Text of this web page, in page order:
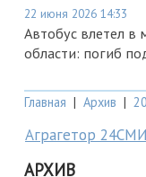
22 июня 2026 14:33
Автобус влетел в
области: погиб
Главная | Архив |
Аграгетор 24СМИ
АРХИВ